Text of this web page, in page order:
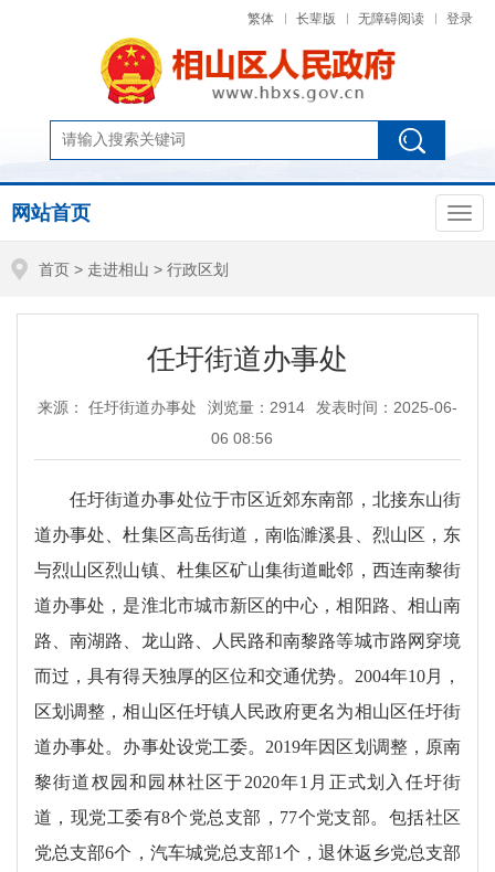
繁体 长辈版 无障碍阅读 登录
网站首页
首页 > 走进相山 > 行政区划
任圩街道办事处
来源： 任圩街道办事处 浏览量： 2914
发表时间：2025-06-
06 08:56
任圩街道办事处位于市区近郊东南部，北接东山街
道办事处、杜集区高岳街道，南临濉溪县、烈山区，东
与烈山区烈山镇、杜集区矿山集街道毗邻，西连南黎街
道办事处，是淮北市城市新区的中心，相阳路、相山南
路、南湖路、龙山路、人民路和南黎路等城市路网穿境
而过，具有得天独厚的区位和交通优势。2004年10月，
区划调整，相山区任圩镇人民政府更名为相山区任圩街
道办事处。办事处设党工委。2019年因区划调整，原南
黎街道杈园和园林社区于2020年1月正式划入任圩街
道，现党工委有8个党总支部，77个党支部。包括社区
党总支部6个，汽车城党总支部1个，退休返乡党总支部